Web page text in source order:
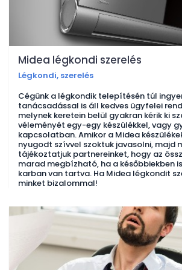
Midea légkondi szerelés
Légkondi, szerelés
Cégünk a légkondik telepítésén túl
tanácsadással is áll kedves ügyfelei
melynek keretein belül gyakran kérik ki
véleményét egy-egy készülékkel, vagy
kapcsolatban. Amikor a Midea
nyugodt szívvel szoktuk javasolni, majd
tájékoztatjuk partnereinket, hogy az
marad megbízható, ha a későbbiekben
karban van tartva. Ha Midea légkondit
minket bizalommal!